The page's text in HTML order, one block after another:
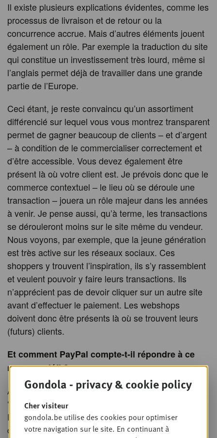
Il existe plusieurs explications évidentes, comme les
processus de livraison et de retour ou la
concurrence accrue. Mais d’autres éléments jouent
également un rôle. Par exemple la traduction du site
qui constitue un investissement très lourd, même si
l’anglais permet déjà de travailler dans une grande
partie de l’Europe.
Ceci étant, je reste convaincu qu’un assortiment
différencié sur lequel vous vous montrez transparent
permet de gagner beaucoup de clients – et d’argent
– à condition de le commercialiser correctement et
d’être accessible. Vous devez également être
présent là où votre client est. Je prévois donc que le
commerce contextuel – le lieu où se déroule une
transaction – jouera un rôle majeur dans les années
à venir. Je pense aussi, qu’à terme, les transactions
se dérouleront moins sur le site même du vendeur.
Nous voyons, par exemple, que la jeune génération
est très active sur les réseaux sociaux. Ces
shoppers y trouvent l’inspiration, ils s’y rassemblent
et veulent pouvoir y faire leurs transactions. Ils
n’apprécient pas de devoir cliquer sur un autre site
avant d’effectuer le paiement. Les webshops
doivent donc être présents là où se trouvent leurs
(futurs) clients.
Et comment PayPal compte-t-il répondre à ce
nouveau défi ?
Actuellement, nos clients peuvent déjà utiliser les
‘shopping links’ de Buy Now. Nous travaillons avec
Facebook et Messenger : nos clients peuvent
commander Uber via Facebook. C’est rapide et
Gondola - privacy & cookie policy
Cher visiteur
gondola.be utilise des cookies pour optimiser
votre navigation sur le site. En continuant à